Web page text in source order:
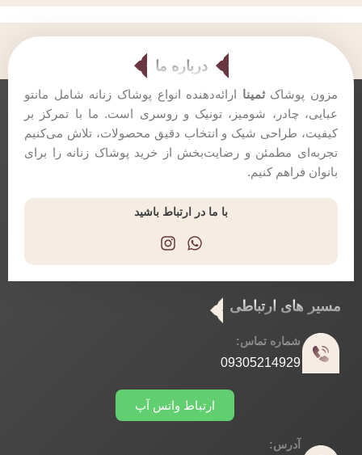
درباره ما
مزون پوشاکثمینا ارائه‌دهنده انواع پوشاک زنانه شامل مانتو
عبایی، چادر، شومیز، تونیک و روسری است. ما با تمرکز بر
کیفیت، طراحی شیک و انتخاب دقیق محصولات، تلاش می‌کنیم
تجربه‌ای مطمئن و رضایت‌بخش از خرید پوشاک زنانه را برای
بانوان فراهم کنیم.
با ما در ارتباط باشید
مسیر های ارتباطی
شماره تماس:
09305214929
ارتباط واتس آپ
آدرس: